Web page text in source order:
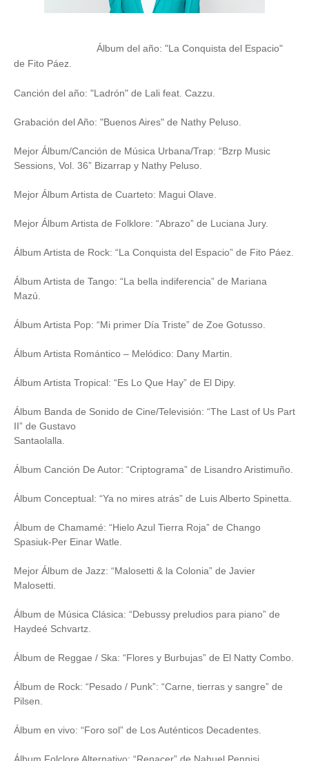
Álbum del año: "La Conquista del Espacio"
de Fito Páez.
Canción del año: "Ladrón" de Lali feat. Cazzu.
Grabación del Año: "Buenos Aires" de Nathy Peluso.
Mejor Álbum/Canción de Música Urbana/Trap: “Bzrp Music
Sessions, Vol. 36” Bizarrap y Nathy Peluso.
Mejor Álbum Artista de Cuarteto: Magui Olave.
Mejor Álbum Artista de Folklore: “Abrazo” de Luciana Jury.
Álbum Artista de Rock: “La Conquista del Espacio” de Fito Páez.
Álbum Artista de Tango: “La bella indiferencia” de Mariana
Mazú.
Álbum Artista Pop: “Mi primer Día Triste” de Zoe Gotusso.
Álbum Artista Romántico – Melódico: Dany Martin.
Álbum Artista Tropical: “Es Lo Que Hay” de El Dipy.
Álbum Banda de Sonido de Cine/Televisión: “The Last of Us Part
II” de Gustavo
Santaolalla.
Álbum Canción De Autor: “Criptograma” de Lisandro Aristimuño.
Álbum Conceptual: “Ya no mires atrás” de Luis Alberto Spinetta.
Álbum de Chamamé: “Hielo Azul Tierra Roja” de Chango
Spasiuk-Per Einar Watle.
Mejor Álbum de Jazz: “Malosetti & la Colonia” de Javier
Malosetti.
Álbum de Música Clásica: “Debussy preludios para piano” de
Haydeé Schvartz.
Álbum de Reggae / Ska: “Flores y Burbujas” de El Natty Combo.
Álbum de Rock: “Pesado / Punk”: “Carne, tierras y sangre” de
Pilsen.
Álbum en vivo: “Foro sol” de Los Auténticos Decadentes.